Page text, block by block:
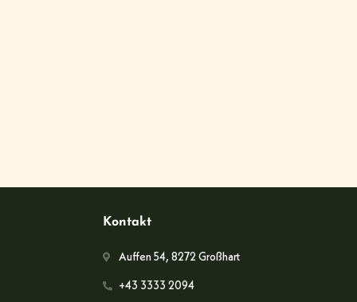
Kontakt
Auffen 54, 8272 Großhart
+43 3333 2094